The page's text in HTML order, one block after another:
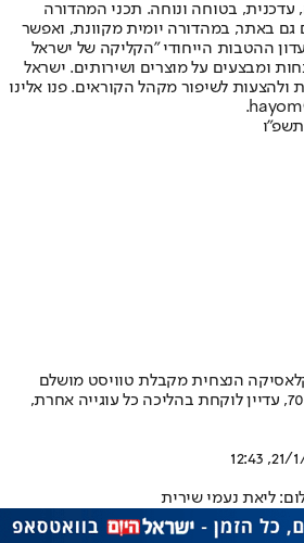
עדכנית, בטוחה ונוחה. תכני המהדורה
גם באתר, במהדורה יומית מקוונת, ואפשר
ההטבות הייחודי "הקליקה של ישראל
ומבצעים על מוצרים ושירותים. ישראל
ולהצעות לשיפור מקהל הקוראים. פנו אלינו
הנצחית מקבלת טוויסט מושלם
העוגייה הלוהטת משנות ה-70, עדיין לוקחת בהליכה כל עוגייה אחרת,
21/1/
ליאת נעמי שירית